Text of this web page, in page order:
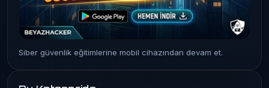
Siber güvenlik eğitimlerine mobil cihazından devam et.